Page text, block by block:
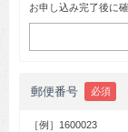
お申し込み完了後に
郵便番号 必須
［例］1600023